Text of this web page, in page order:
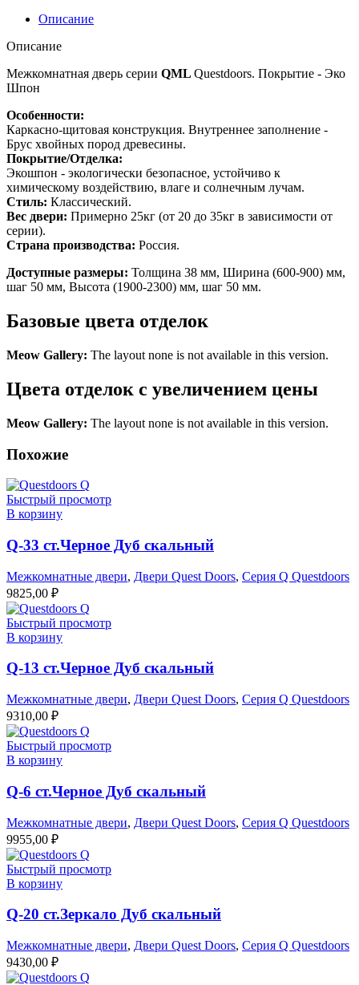
Описание
Описание
Межкомнатная дверь серии QML Questdoors. Покрытие - Эко
Шпон
Особенности:
Каркасно-щитовая конструкция. Внутреннее заполнение -
Брус хвойных пород древесины.
Покрытие/Отделка:
Экошпон - экологически безопасное, устойчиво к
химическому воздействию, влаге и солнечным лучам.
Стиль: Классический.
Вес двери: Примерно 25кг (от 20 до 35кг в зависимости от
серии).
Страна производства: Россия.
Доступные размеры: Толщина 38 мм, Ширина (600-900) мм,
шаг 50 мм, Высота (1900-2300) мм, шаг 50 мм.
Базовые цвета отделок
Meow Gallery: The layout none is not available in this version.
Цвета отделок с увеличением цены
Meow Gallery: The layout none is not available in this version.
Похожие
Быстрый просмотр
В корзину
Q-33 ст.Черное Дуб скальный
Межкомнатные двери, Двери Quest Doors, Серия Q Questdoors
9825,00 ₽
Быстрый просмотр
В корзину
Q-13 ст.Черное Дуб скальный
Межкомнатные двери, Двери Quest Doors, Серия Q Questdoors
9310,00 ₽
Быстрый просмотр
В корзину
Q-6 ст.Черное Дуб скальный
Межкомнатные двери, Двери Quest Doors, Серия Q Questdoors
9955,00 ₽
Быстрый просмотр
В корзину
Q-20 ст.Зеркало Дуб скальный
Межкомнатные двери, Двери Quest Doors, Серия Q Questdoors
9430,00 ₽